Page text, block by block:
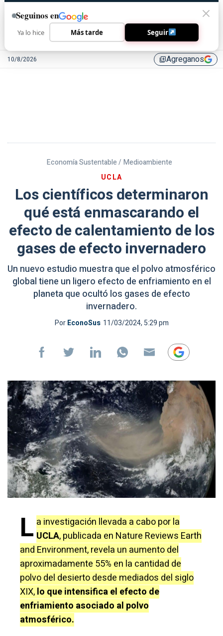
10/8/2026 library_addAgreganos
Economía Sustentable / Medioambiente
UCLA
Los científicos determinaron
qué está enmascarando el
efecto de calentamiento de los
gases de efecto invernadero
Un nuevo estudio muestra que el polvo atmosférico
global tiene un ligero efecto de enfriamiento en el
planeta que ocultó los gases de efecto
invernadero.
PorEconoSus 11/03/2024, 5:29 pm
L a investigación llevada a cabo por la
UCLA, publicada en Nature Reviews Earth
and Environment, revela un aumento del
aproximadamente 55% en la cantidad de
polvo del desierto desde mediados del siglo
XIX,lo que intensifica el efecto de
enfriamiento asociado al polvo
atmosférico.
Seguinos en
Ya lo hice Más tarde Seguir